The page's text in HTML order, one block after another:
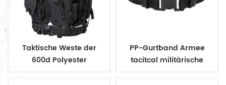
Taktische Weste der
600d Polyester
PP-Gurtband Armee
tacitcal militärische